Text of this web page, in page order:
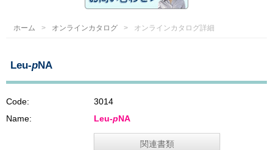
ホーム オンラインカタログ オンラインカタログ詳細
Leu-pNA
Code:
3014
Name:
Leu-pNA
関連書類